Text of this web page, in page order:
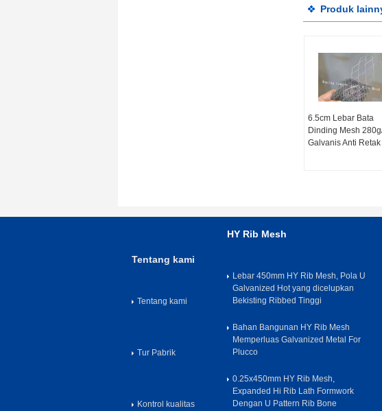
Produk
6.5cm Lebar Bata
Dinding Mesh
Galvanis Anti Retak
Tentang kami
Tentang kami
Tur Pabrik
Kontrol kualitas
HY Rib Mesh
Lebar 450mm HY Rib Mesh, Pola U
Galvanized Hot yang dicelupkan
Bekisting Ribbed Tinggi
Bahan Bangunan HY Rib Mesh
Memperluas Galvanized Metal For
Plucco
0.25x450mm HY Rib Mesh,
Expanded Hi Rib Lath Formwork
Dengan U Pattern Rib Bone